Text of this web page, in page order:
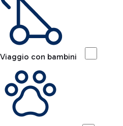
Viaggio con bambini